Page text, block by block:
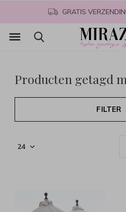
GRATIS
Producten getagd
FILTER